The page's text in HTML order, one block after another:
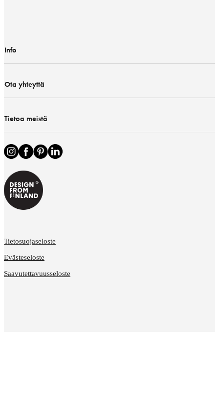
Info
Ota yhteyttä
Tietoa meistä
Tietosuojaseloste
Evästeseloste
Saavutettavuusseloste